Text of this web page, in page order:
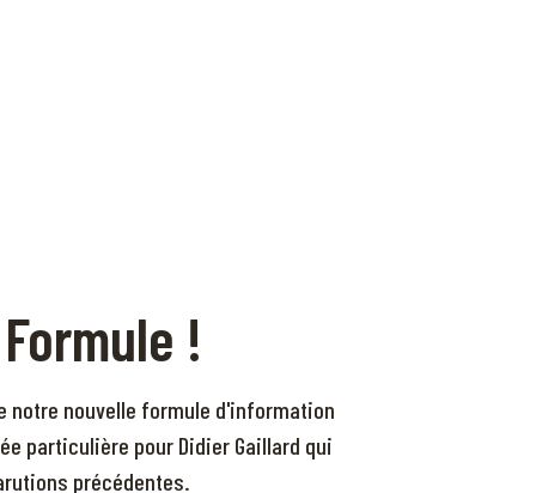
!
notre nouvelle formule d'information
particulière pour Didier Gaillard qui
précédentes.